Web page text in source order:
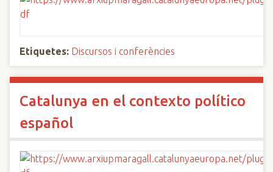
Etiquetes: Discursos i conferències
Catalunya en el contexto político
español